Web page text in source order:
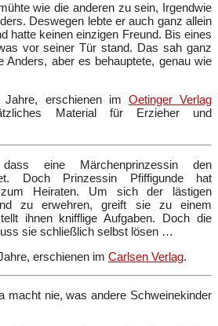
wie die anderen zu sein, Irgendwie
Deswegen lebte er auch ganz allein
hatte keinen einzigen Freund. Bis eines
vor seiner Tür stand. Das sah ganz
Anders, aber es behauptete, genau wie
Jahre, erschienen im Oetinger Verlag
Material für Erzieher und
eine Märchenprinzessin den
Doch Prinzessin Pfiffigunde hat
Heiraten. Um sich der lästigen
zu erwehren, greift sie zu einem
ihnen knifflige Aufgaben. Doch die
sie schließlich selbst lösen …
erschienen im Carlsen Verlag.
macht nie, was andere Schweinekinder